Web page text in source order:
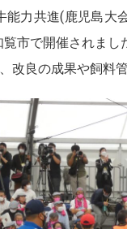
能力共進(鹿児島大
市で開催されま
改良の成果や飼料